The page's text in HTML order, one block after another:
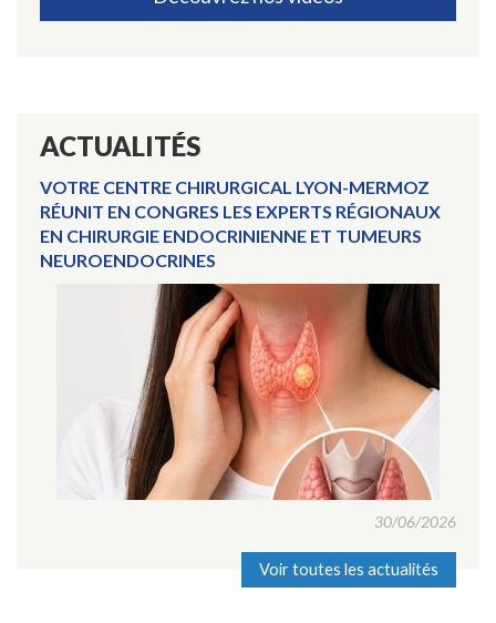
ACTUALITÉS
VOTRE CENTRE CHIRURGICAL LYON-MERMOZ
RÉUNIT EN CONGRES LES EXPERTS RÉGIONAUX
EN CHIRURGIE ENDOCRINIENNE ET TUMEURS
NEUROENDOCRINES
30/06/2026
Voir toutes les actualités